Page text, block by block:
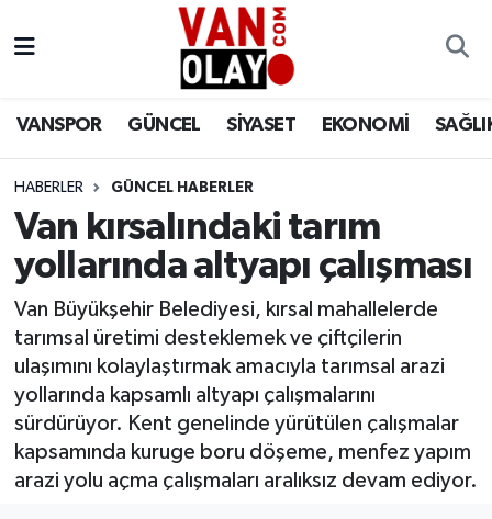
VANSPOR GÜNCEL SİYASET EKONOMİ
HABERLER GÜNCEL HABERLER
Van kırsalındaki tarım
yollarında altyapı çalışması
Van Büyükşehir Belediyesi, kırsal mahallelerde
tarımsal üretimi desteklemek ve çiftçilerin
ulaşımını kolaylaştırmak amacıyla tarımsal arazi
yollarında kapsamlı altyapı çalışmalarını
sürdürüyor. Kent genelinde yürütülen çalışmalar
kapsamında kuruge boru döşeme, menfez yapım
arazi yolu açma çalışmaları aralıksız devam ediyor.
Siyaset
Ekonomi
Sağlık
Eğitim
Bilim & Teknoloji
Dünya
Van Nöbetçi Eczaneler
Van Namaz Vakitleri
Van Trafik Yoğunluk Haritası
Süper Lig Puan Durumu ve Fikstür
Tüm Manşetler
Son Dakika Haberleri
Haber Arşivi